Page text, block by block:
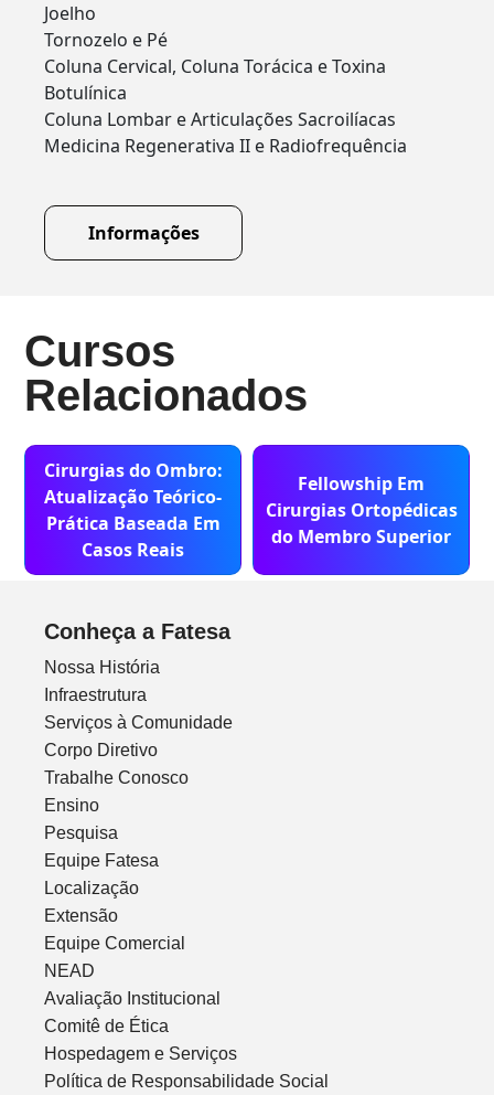
Joelho
Tornozelo e Pé
Coluna Cervical, Coluna Torácica e Toxina
Botulínica
Coluna Lombar e Articulações Sacroilíacas
Medicina Regenerativa II e Radiofrequência
Informações
Cursos
Relacionados
Cirurgias do Ombro:
Atualização Teórico-
Prática Baseada Em
Casos Reais
Fellowship Em
Cirurgias Ortopédicas
do Membro Superior
Conheça a Fatesa
Nossa História
Infraestrutura
Serviços à Comunidade
Corpo Diretivo
Trabalhe Conosco
Ensino
Pesquisa
Equipe Fatesa
Localização
Extensão
Equipe Comercial
NEAD
Avaliação Institucional
Comitê de Ética
Hospedagem e Serviços
Política de Responsabilidade Social